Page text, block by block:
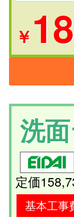
￥
洗
定価
基本工事